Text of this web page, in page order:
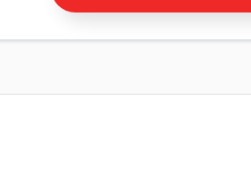
せん)の提供又はそれらに関する連絡のため